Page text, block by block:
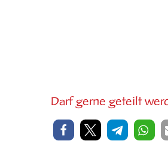
Darf gerne geteilt